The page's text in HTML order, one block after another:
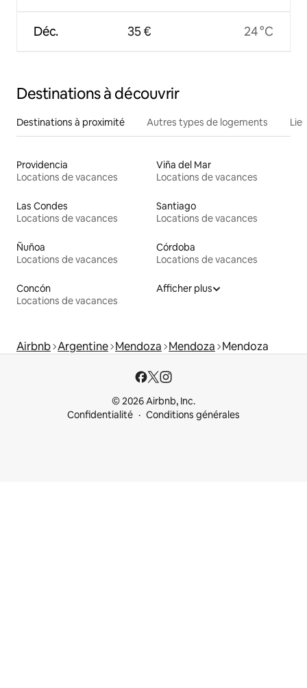
Déc. 35 € 24 °C
Destinations à découvrir
Destinations à proximité Autres types de logements
Providencia
Locations de vacances
Viña del Mar
Locations de vacances
Las Condes
Locations de vacances
Santiago
Locations de vacances
Ñuñoa
Locations de vacances
Córdoba
Locations de vacances
Concón
Locations de vacances
Afficher plus
Airbnb Argentine Mendoza Mendoza Mendoza
© 2026 Airbnb, Inc.
Confidentialité
Conditions générales